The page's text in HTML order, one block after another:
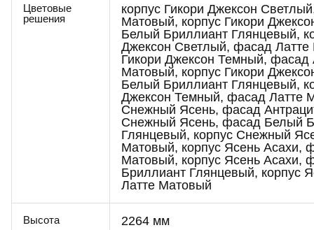
Цветовые
решения
корпус Гикори Джексон
Матовый, корпус Гикори
Белый Бриллиант Глянцевый,
Джексон Светлый, фасад Латте
Гикори Джексон Темный, фасад
Матовый, корпус Гикори
Белый Бриллиант Глянцевый,
Джексон Темный, фасад Латте
Снежный Ясень, фасад
Снежный Ясень, фасад Белый
Глянцевый, корпус Снежный
Матовый, корпус Ясень Асахи,
Матовый, корпус Ясень Асахи,
Бриллиант Глянцевый, корпус
Латте Матовый
Высота 2264 мм